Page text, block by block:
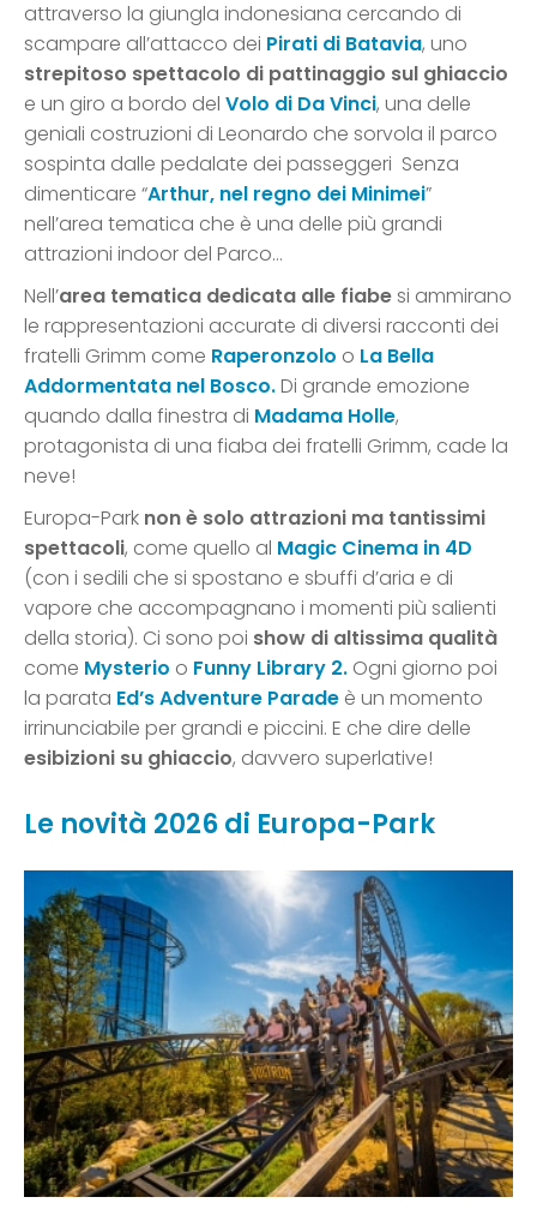
attraverso la giungla indonesiana cercando di
scampare all’attacco dei Pirati di Batavia, uno
strepitoso spettacolo di pattinaggio sul ghiaccio
e un giro a bordo del Volo di Da Vinci, una delle
geniali costruzioni di Leonardo che sorvola il parco
sospinta dalle pedalate dei passeggeri Senza
dimenticare “Arthur, nel regno dei Minimei”
nell’area tematica che è una delle più grandi
attrazioni indoor del Parco…
Nell’area tematica dedicata alle fiabesi ammirano
le rappresentazioni accurate di diversi racconti dei
fratelli Grimm come Raperonzolo o La Bella
Addormentata nel Bosco.Di grande emozione
quando dalla finestra di Madama Holle,
protagonista di una fiaba dei fratelli Grimm, cade la
neve!
Europa-Park non è solo attrazioni ma tantissimi
spettacoli, come quello al Magic Cinema in 4D
(con i sedili che si spostano e sbuffi d’aria e di
vapore che accompagnano i momenti più salienti
della storia). Ci sono poi show di altissima qualità
come Mysterio o Funny Library 2. Ogni giorno poi
la parata Ed’s Adventure Parade è un momento
irrinunciabile per grandi e piccini. E che dire delle
esibizioni su ghiaccio, davvero superlative!
Le novità 2026 di Europa-Park